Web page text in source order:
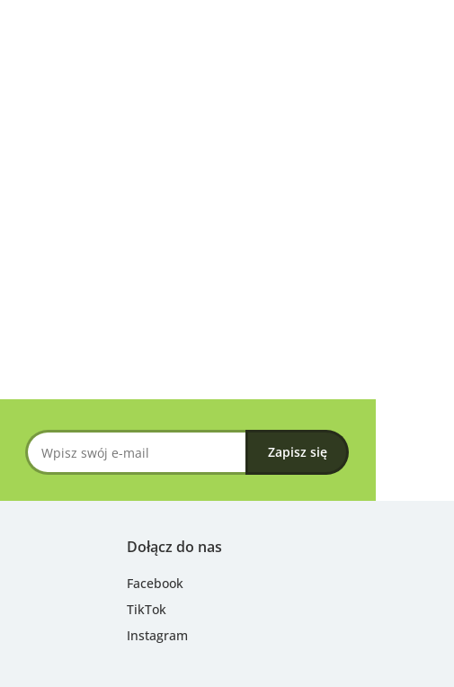
Dołącz do nas
Facebook
TikTok
Instagram